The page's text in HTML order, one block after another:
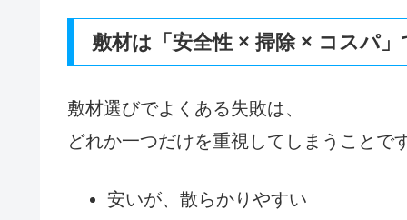
敷材は「安全性 × 掃除 × コスパ
敷材選びでよくある失敗は、
どれか一つだけを重視してしまうことで
安いが、散らかりやすい